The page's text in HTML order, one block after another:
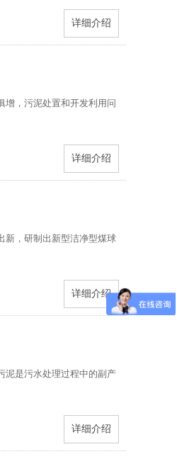
详细介绍
增，污泥处置和开发利用问
详细介绍
新，研制出新型洁净型煤球
详细介绍
泥是污水处理过程中的副产
详细介绍